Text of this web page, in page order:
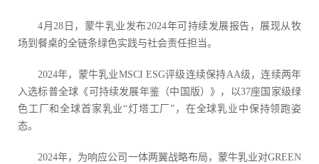
4月28日，蒙牛乳业发布2024年可持续发展报告，展现从牧
场到餐桌的全链条绿色实践与社会责任担当。
2024年，蒙牛乳业MSCI ESG评级连续保持AA级，连续两年
入选标普全球《可持续发展年鉴（中国版）》，以37座国家级绿
色工厂和全球首家乳业“灯塔工厂”，在全球乳业中保持领跑姿
态。
2024年，为响应公司一体两翼战略布局，蒙牛乳业对GREEN